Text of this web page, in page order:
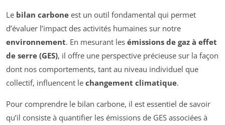
Le bilan carbone est un outil fondamental qui permet
d’évaluer l’impact des activités humaines sur notre
environnement. En mesurant les émissions de gaz à effet
de serre (GES), il offre une perspective précieuse sur la façon
dont nos comportements, tant au niveau individuel que
collectif, influencent le changement climatique.
Pour comprendre le bilan carbone, il est essentiel de savoir
qu’il consiste à quantifier les émissions de GES associées à